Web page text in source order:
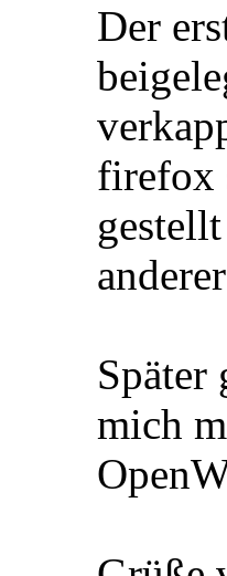
Der
firefox
Später
mich